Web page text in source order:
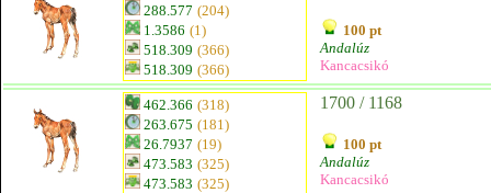
288.577 (204)
1.3586 (1)
518.309 (366)
518.309 (366)
100 pt
Andalúz
Kancacsikó
462.366 (318)
263.675 (181)
26.7937 (19)
473.583 (325)
473.583 (325)
1700 / 1168
100 pt
Andalúz
Kancacsikó